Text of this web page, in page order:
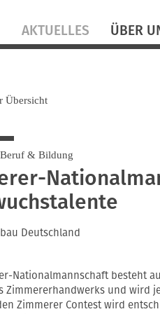
überspringen
AKTUELLES ÜBER
Übersicht
Beruf & Bildung
Deutschland
Nationalmannschaft besteht
Zimmererhandwerks und wird
Zimmerer Contest wird